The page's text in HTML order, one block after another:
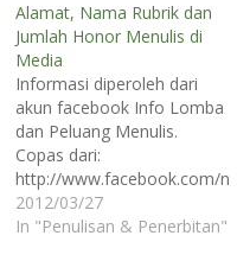
menit (1 x pertemuan)
Standar Kompetensi :
Menggunakan perangkat
lunak pengolah kata
Kompetensi Dasar : 1.1…
Alamat, Nama Rubrik dan
Jumlah Honor Menulis di
Media
Informasi diperoleh dari
akun facebook Info Lomba
dan Peluang Menulis.
Copas dari:
http://www.facebook.com/
note_id=10150092496218282
Ada banyak kesempatan
2012/03/27
In "Penulisan & Penerbitan"